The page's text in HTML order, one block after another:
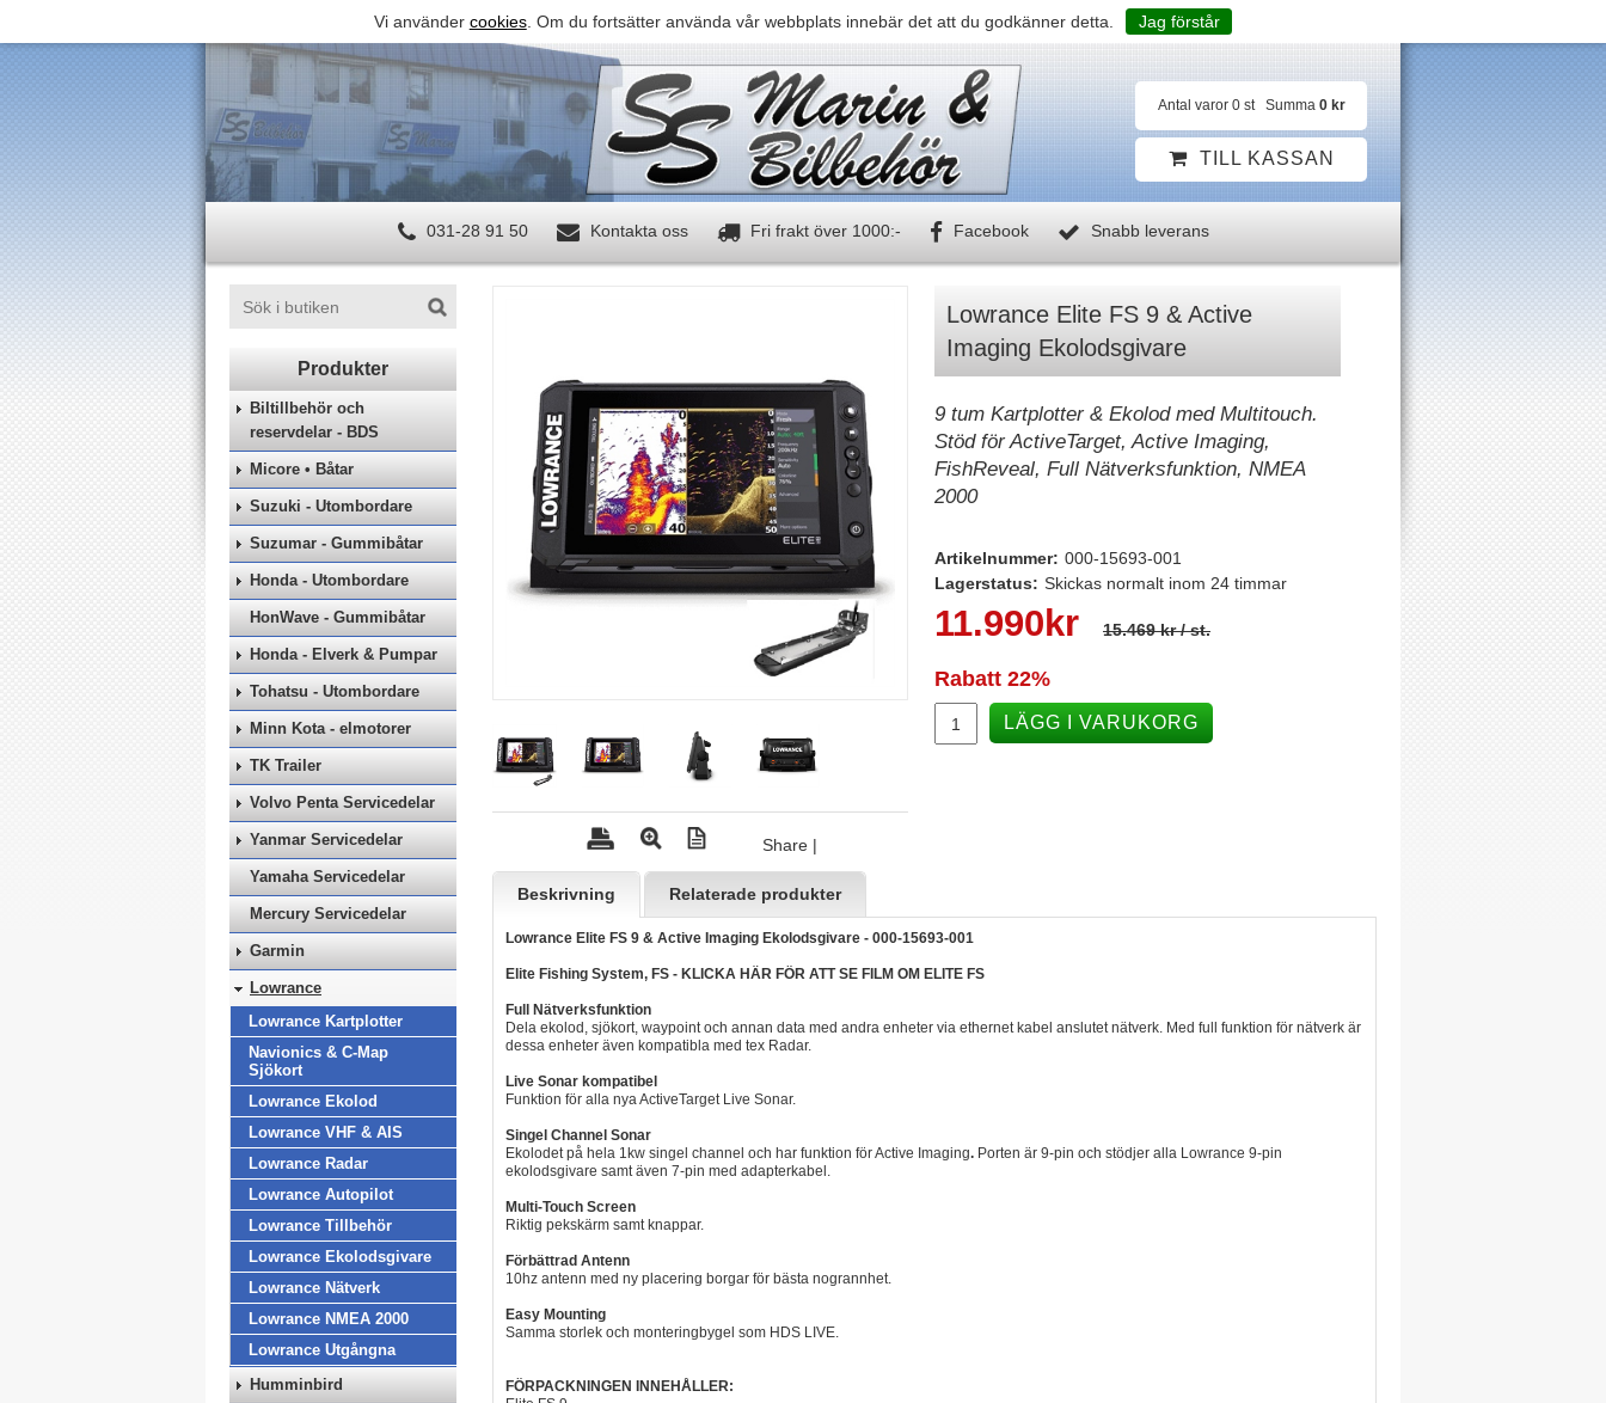
Vi använder cookies. Om du fortsätter använda vår webbplats innebär det att du godkänner detta. Jag förstår
Antal varor 0 st Summa 0 kr
TILL KASSAN
031-28 91 50 Kontakta oss Fri frakt över 1000:- Facebook Snabb leverans
Biltillbehör och
reservdelar - BDS
Micore • Båtar
Suzuki - Utombordare
Suzumar - Gummibåtar
Honda - Utombordare
HonWave - Gummibåtar
Honda - Elverk & Pumpar
Tohatsu - Utombordare
Minn Kota - elmotorer
TK Trailer
Volvo Penta Servicedelar
Yanmar Servicedelar
Yamaha Servicedelar
Mercury Servicedelar
Garmin
Lowrance
Lowrance Kartplotter
Navionics & C-Map
Sjökort
Lowrance Ekolod
Lowrance VHF & AIS
Lowrance Radar
Lowrance Autopilot
Lowrance Tillbehör
Lowrance Ekolodsgivare
Lowrance Nätverk
Lowrance NMEA 2000
Lowrance Utgångna
Humminbird
Share |
Lowrance Elite FS 9 & Active
Imaging Ekolodsgivare
9 tum Kartplotter & Ekolod med Multitouch.
Stöd för ActiveTarget, Active Imaging,
FishReveal, Full Nätverksfunktion, NMEA
2000
Artikelnummer: 000-15693-001
Lagerstatus: Skickas normalt inom 24 timmar
11.990kr 15.469 kr/ st.
Rabatt 22%
LÄGG I VARUKORG
Beskrivning Relaterade produkter
Lowrance Elite FS 9 & Active Imaging Ekolodsgivare - 000-15693-001
Elite Fishing System, FS - KLICKA HÄR FÖR ATT SE FILM OM ELITE FS
Full Nätverksfunktion
Dela ekolod, sjökort, waypoint och annan data med andra enheter via ethernet kabel anslutet nätverk. Med full funktion för nätverk är
dessa enheter även kompatibla med tex Radar.
Live Sonar kompatibel
Funktion för alla nya ActiveTarget Live Sonar.
Singel Channel Sonar
Ekolodet på hela 1kw singel channel och har funktion för Active Imaging. Porten är 9-pin och stödjer alla Lowrance 9-pin
ekolodsgivare samt även 7-pin med adapterkabel.
Multi-Touch Screen
Riktig pekskärm samt knappar.
Förbättrad Antenn
10hz antenn med ny placering borgar för bästa nogrannhet.
Easy Mounting
Samma storlek och monteringbygel som HDS LIVE.
FÖRPACKNINGEN INNEHÅLLER: